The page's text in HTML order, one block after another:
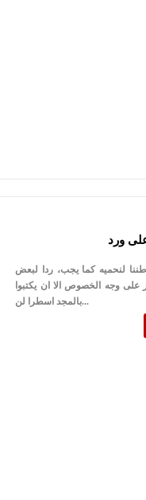
ورد
لنحميه كما يجب، ردا لبعض
على وجه الخصوص الا ان يكتبوا
بالمجد اسطرا لن...